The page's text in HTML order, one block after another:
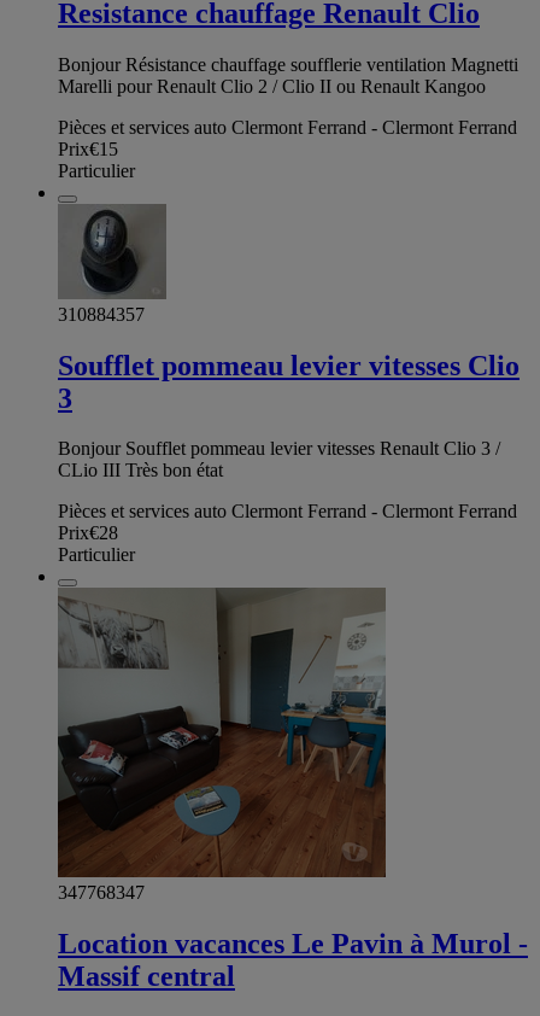
Resistance chauffage Renault Clio
Bonjour Résistance chauffage soufflerie ventilation Magnetti
Marelli pour Renault Clio 2 / Clio II ou Renault Kangoo
Pièces et services auto Clermont Ferrand - Clermont Ferrand
Prix€15
Particulier
310884357
Soufflet pommeau levier vitesses Clio
3
Bonjour Soufflet pommeau levier vitesses Renault Clio 3 /
CLio III Très bon état
Pièces et services auto Clermont Ferrand - Clermont Ferrand
Prix€28
Particulier
347768347
Location vacances Le Pavin à Murol -
Massif central